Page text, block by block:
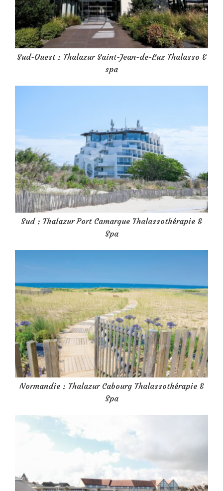
Sud-Ouest : Thalazur Saint-Jean-de-Luz Thalasso &
spa
Sud : Thalazur Port Camargue Thalassothérapie &
Spa
Normandie : Thalazur Cabourg Thalassothérapie &
Spa